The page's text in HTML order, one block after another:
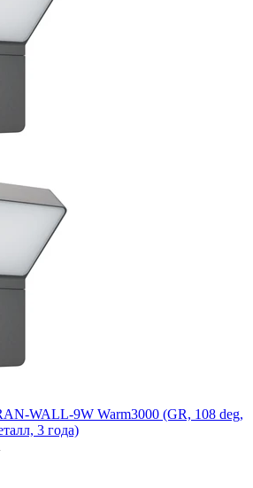
WALL-9W Warm3000 (GR, 108 deg,
3 года)